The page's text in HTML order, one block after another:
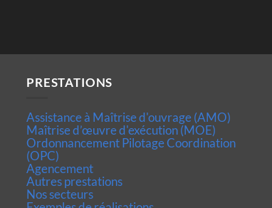
PRESTATIONS
Assistance à Maîtrise d'ouvrage (AMO)
Maîtrise d’œuvre d'exécution (MOE)
Ordonnancement Pilotage Coordination
(OPC)
Agencement
Autres prestations
Nos secteurs